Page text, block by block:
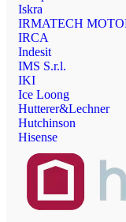
Iskra
IRMATECH
IRCA
Indesit
IMS S.r.l.
IKI
Ice Loong
Hutterer&Lechner
Hutchinson
Hisense